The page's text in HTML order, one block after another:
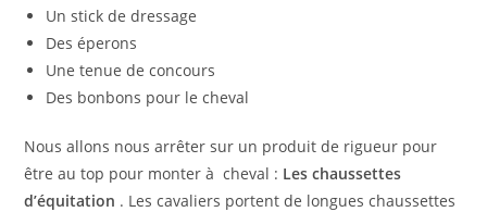
Un stick de dressage
Des éperons
Une tenue de concours
Des bonbons pour le cheval
Nous allons nous arrêter sur un produit de rigueur pour
être au top pour monter à cheval : Les chaussettes
d’équitation . Les cavaliers portent de longues chaussettes